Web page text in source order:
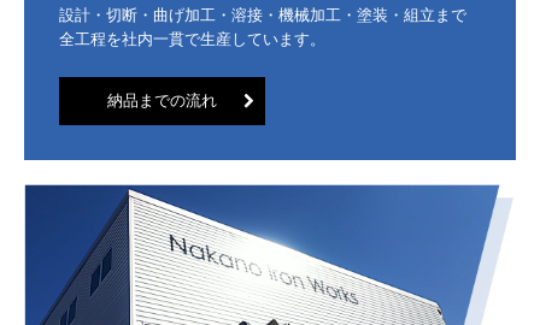
設計・切断・曲げ加工・溶接・機械加工・塗装・組立まで
全工程を社内一貫で生産しています。
納品までの流れ